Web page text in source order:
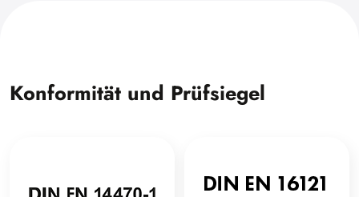
Konformität und Prüfsiegel